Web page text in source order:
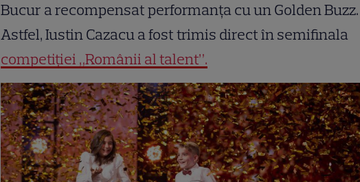
Bucur a recompensat performanța cu un Golden Buzz.
Astfel, Iustin Cazacu a fost trimis direct în semifinala
competiției „Românii al talent”.